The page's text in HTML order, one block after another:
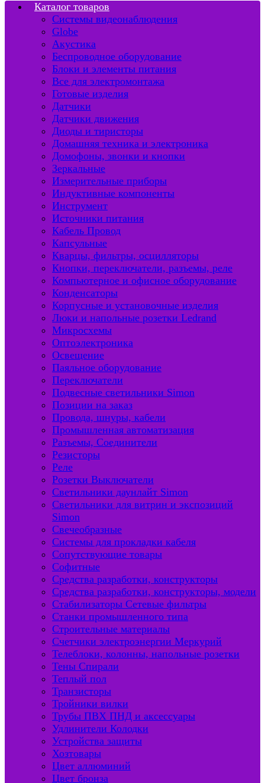
Каталог товаров
Системы видеонаблюдения
Globe
Акустика
Беспроводное оборудование
Блоки и элементы питания
Все для электромонтажа
Готовые изделия
Датчики
Датчики движения
Диоды и тиристоры
Домашняя техника и электроника
Домофоны, звонки и кнопки
Зеркальные
Измерительные приборы
Индуктивные компоненты
Инструмент
Источники питания
Кабель Провод
Капсульные
Кварцы, фильтры, осцилляторы
Кнопки, переключатели, разъемы, реле
Компьютерное и офисное оборудование
Конденсаторы
Корпусные и установочные изделия
Люки и напольные розетки Ledrand
Микросхемы
Оптоэлектроника
Освещение
Паяльное оборудование
Переключатели
Подвесные светильники Simon
Позиции на заказ
Провода, шнуры, кабели
Промышленная автоматизация
Разъемы, Соединители
Резисторы
Реле
Розетки Выключатели
Светильники даунлайт Simon
Светильники для витрин и экспозиций
Simon
Свечеобразные
Системы для прокладки кабеля
Сопутствующие товары
Софитные
Средства разработки, конструкторы
Средства разработки, конструкторы, модели
Стабилизаторы Сетевые фильтры
Станки промышленного типа
Строительные материалы
Счетчики электроэнергии Меркурий
Телеблоки, колонны, напольные розетки
Тены Спирали
Теплый пол
Транзисторы
Тройники вилки
Трубы ПВХ ПНД и аксессуары
Удлинители Колодки
Устройства защиты
Хозтовары
Цвет аллюминий
Цвет бронза